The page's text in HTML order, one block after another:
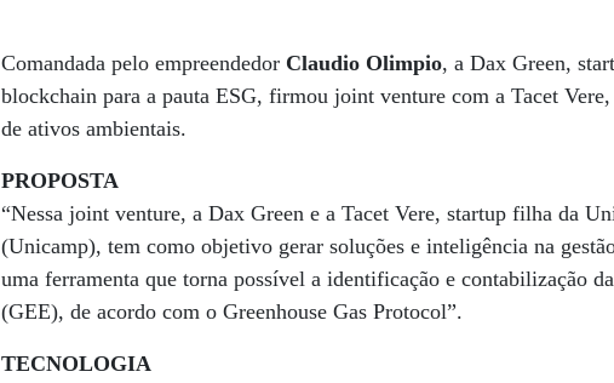
Comandada pelo empreendedor Claudio Olimpio, a Dax Green,
blockchain para a pauta ESG, firmou joint venture com a Tacet
de ativos ambientais.
PROPOSTA
“Nessa joint venture, a Dax Green e a Tacet Vere, startup filha da
(Unicamp), tem como objetivo gerar soluções e inteligência na
uma ferramenta que torna possível a identificação e contabilização
(GEE), de acordo com o Greenhouse Gas Protocol”.
TECNOLOGIA